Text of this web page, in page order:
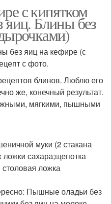
с кипятком
яиц. Блины без
без яиц на кефире (с
с фото.
блинов. Люблю его
же, конечный результат.
мягкими, пышными
муки (2 стакана
сахара;щепотка
ложка
Пышные оладьи без